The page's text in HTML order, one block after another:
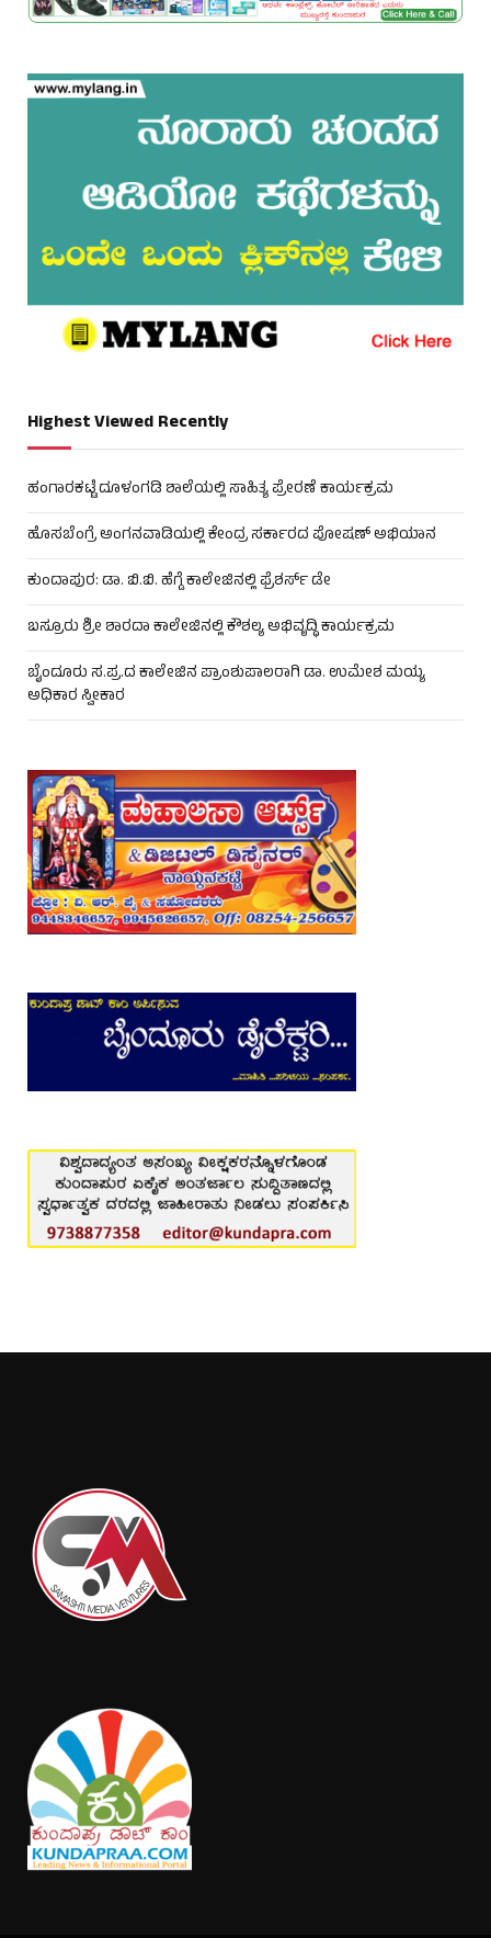
Highest Viewed Recently
ಹಂಗಾರಕಟ್ಟೆ ದೂಳಂಗಡಿ ಶಾಲೆಯಲ್ಲಿ ಸಾಹಿತ್ಯ ಪ್ರೇರಣೆ ಕಾರ್ಯಕ್ರಮ
ಹೊಸಬೆಂಗ್ರೆ ಅಂಗನವಾಡಿಯಲ್ಲಿ ಕೇಂದ್ರ ಸರ್ಕಾರದ ಪೋಷಣ್ ಅಭಿಯಾನ
ಕುಂದಾಪುರ: ಡಾ. ಬಿ.ಬಿ. ಹೆಗ್ಡೆ ಕಾಲೇಜಿನಲ್ಲಿ ಫ್ರೆಶರ್ಸ್ ಡೇ
ಬಸ್ರೂರು ಶ್ರೀ ಶಾರದಾ ಕಾಲೇಜಿನಲ್ಲಿ ಕೌಶಲ್ಯ ಅಭಿವೃದ್ಧಿ ಕಾರ್ಯಕ್ರಮ
ಬೈಂದೂರು ಸ.ಪ್ರ.ದ ಕಾಲೇಜಿನ ಪ್ರಾಂಶುಪಾಲರಾಗಿ ಡಾ. ಉಮೇಶ ಮಯ್ಯ
ಅಧಿಕಾರ ಸ್ವೀಕಾರ